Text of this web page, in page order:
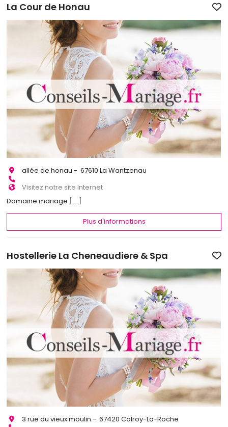
La Cour de Honau
allée de honau - 67610 La Wantzenau
Visitez notre site Internet
Domaine mariage [...]
Plus d'informations
Hostellerie La Cheneaudiere & Spa
3 rue du vieux moulin - 67420 Colroy-La-Roche